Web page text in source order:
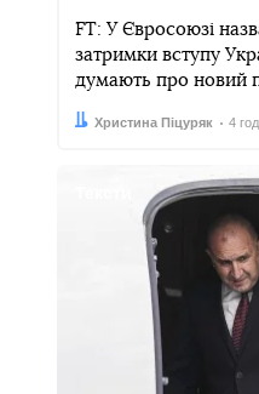
FT: У Євросоюзі
затримки вступу
думають про новий
Автор:
Христина Піцуряк
Дата: 4